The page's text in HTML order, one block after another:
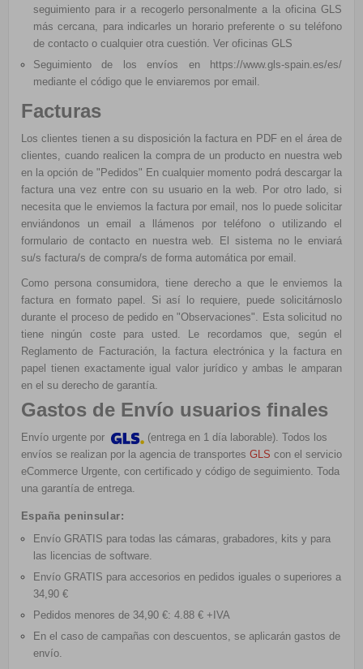
seguimiento para ir a recogerlo personalmente a la oficina GLS
más cercana, para indicarles un horario preferente o su teléfono
de contacto o cualquier otra cuestión. Ver oficinas GLS
Seguimiento de los envíos en
https://www.gls-spain.es/es/
mediante el código que le enviaremos por email.
Facturas
Los clientes tienen a su disposición la factura en PDF en el área de
clientes, cuando realicen la compra de un producto en nuestra web
en la opción de "Pedidos" En cualquier momento podrá descargar la
factura una vez entre con su usuario en la web. Por otro lado, si
necesita que le enviemos la factura por email, nos lo puede solicitar
enviándonos un email a llámenos por teléfono o utilizando el
formulario de contacto en nuestra web. El sistema no le enviará
su/s factura/s de compra/s de forma automática por email.
Como persona consumidora, tiene derecho a que le enviemos la
factura en formato papel. Si así lo requiere, puede solicitárnoslo
durante el proceso de pedido en "Observaciones". Esta solicitud no
tiene ningún coste para usted. Le recordamos que, según el
Reglamento de Facturación, la factura electrónica y la factura en
papel tienen exactamente igual valor jurídico y ambas le amparan
en el su derecho de garantía.
Gastos de Envío usuarios finales
Envío urgente por
(entrega en 1 día laborable). Todos los
envíos se realizan por la agencia de transportes GLS con el servicio
eCommerce Urgente, con certificado y código de seguimiento. Toda
una garantía de entrega.
España peninsular:
Envío GRATIS para todas las cámaras, grabadores, kits y para
las licencias de software.
Envío GRATIS para accesorios en pedidos iguales o superiores a
34,90 €
Pedidos menores de 34,90 €: 4.88 € +IVA
En el caso de campañas con descuentos, se aplicarán gastos de
envío.